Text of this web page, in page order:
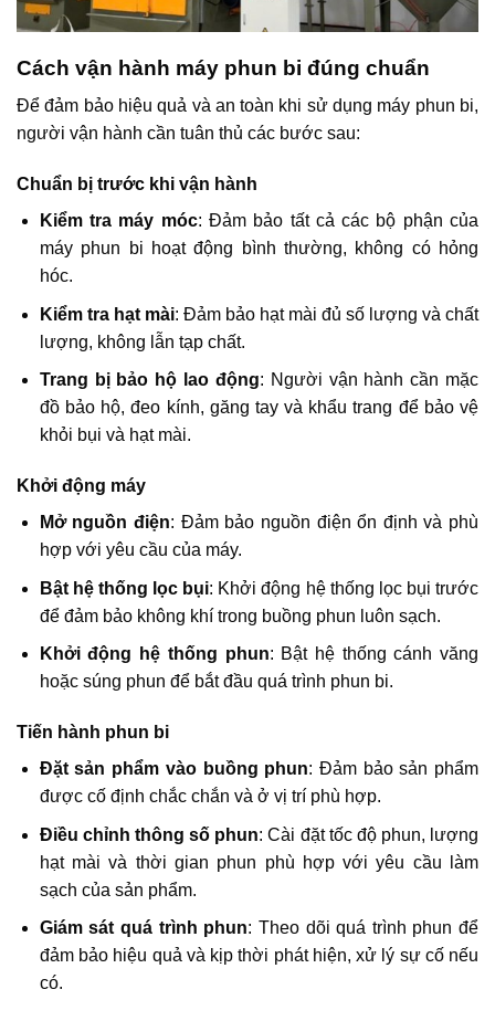
Cách vận hành máy phun bi đúng chuẩn
Để đảm bảo hiệu quả và an toàn khi sử dụng máy phun bi,
người vận hành cần tuân thủ các bước sau:
Chuẩn bị trước khi vận hành
Kiểm tra máy móc: Đảm bảo tất cả các bộ phận của
máy phun bi hoạt động bình thường, không có hỏng
hóc.​
Kiểm tra hạt mài: Đảm bảo hạt mài đủ số lượng và chất
lượng, không lẫn tạp chất.​
Trang bị bảo hộ lao động: Người vận hành cần mặc
đồ bảo hộ, đeo kính, găng tay và khẩu trang để bảo vệ
khỏi bụi và hạt mài.
Khởi động máy
Mở nguồn điện: Đảm bảo nguồn điện ổn định và phù
hợp với yêu cầu của máy.​
Bật hệ thống lọc bụi: Khởi động hệ thống lọc bụi trước
để đảm bảo không khí trong buồng phun luôn sạch.
Khởi động hệ thống phun: Bật hệ thống cánh văng
hoặc súng phun để bắt đầu quá trình phun bi.​
Tiến hành phun bi
Đặt sản phẩm vào buồng phun: Đảm bảo sản phẩm
được cố định chắc chắn và ở vị trí phù hợp.​
Điều chỉnh thông số phun: Cài đặt tốc độ phun, lượng
hạt mài và thời gian phun phù hợp với yêu cầu làm
sạch của sản phẩm.​
Giám sát quá trình phun: Theo dõi quá trình phun để
đảm bảo hiệu quả và kịp thời phát hiện, xử lý sự cố nếu
có.​